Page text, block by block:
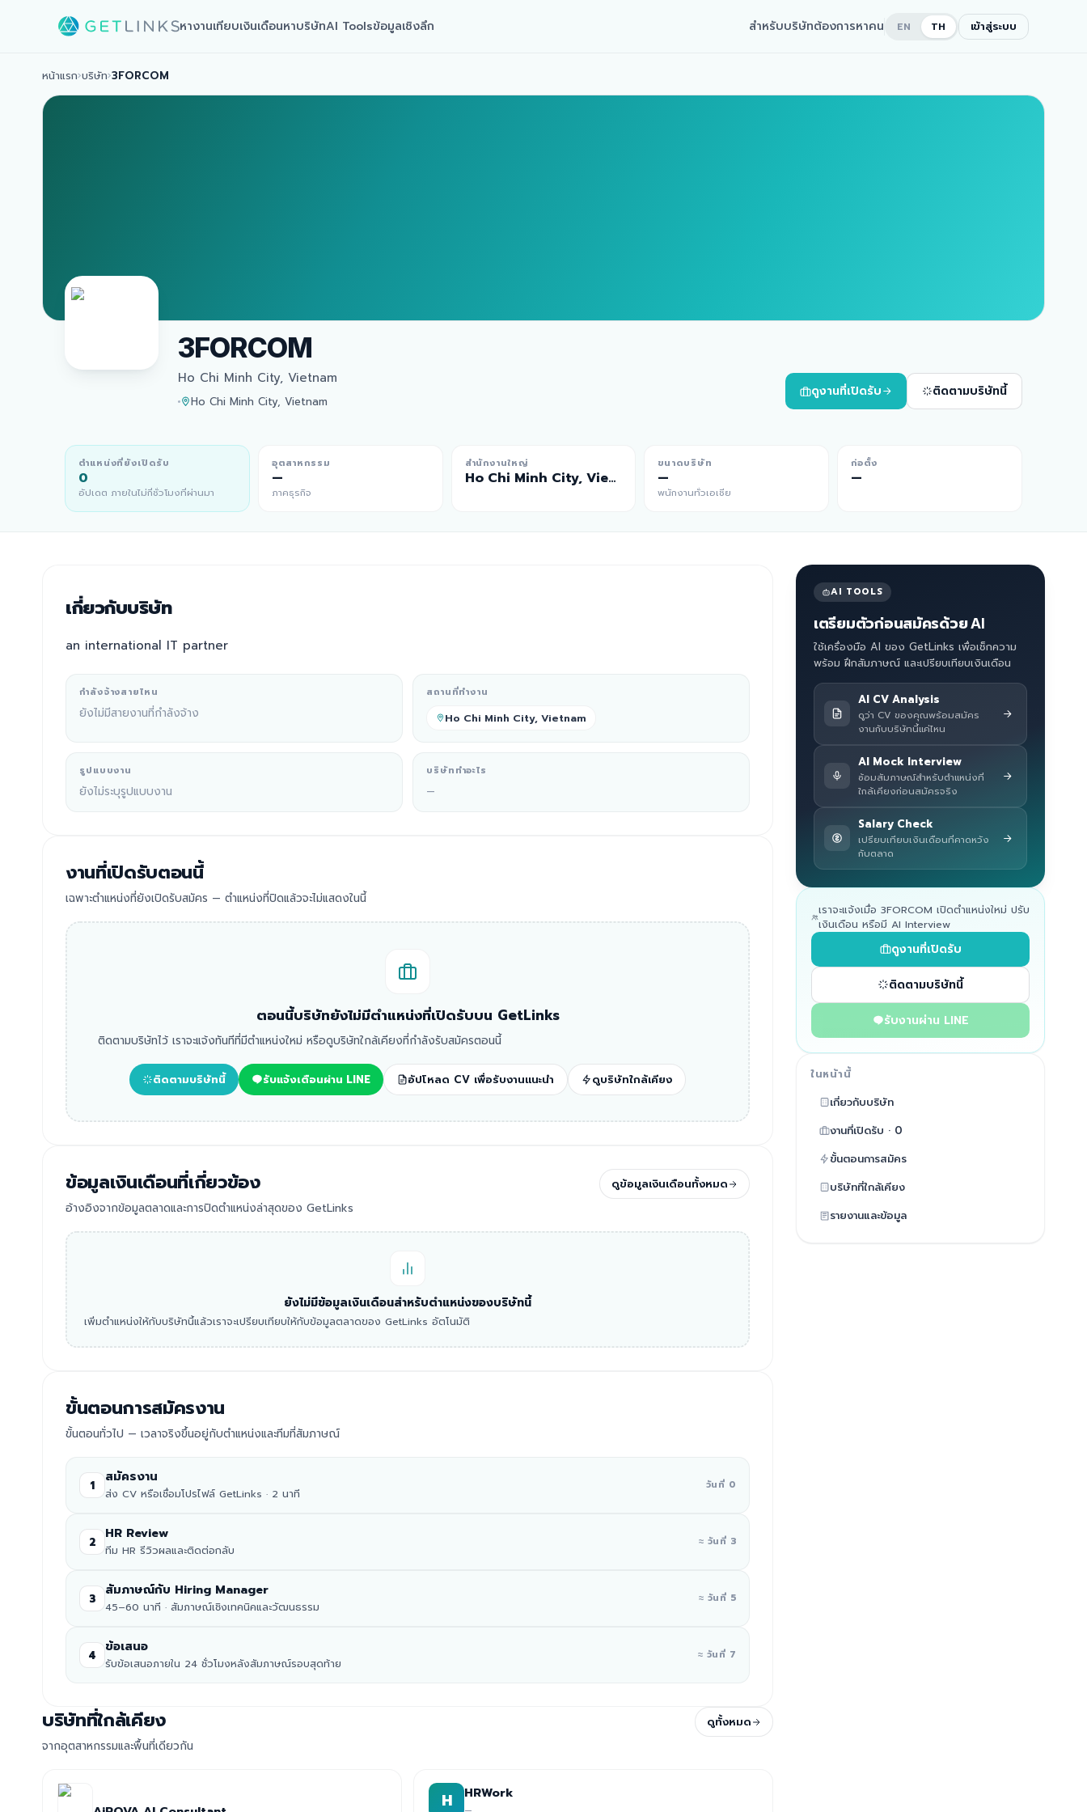
หางานเทียบเงินเดือนหาบริษัทAI Toolsข้อมูลเชิงลึก สำหรับบริษัทต้องการหาคน EN TH เข้าสู่ระบบ
หน้าแรก›บริษัท›3FORCOM
3FORCOM
Ho Chi Minh City, Vietnam
Ho Chi Minh City, Vietnam
ดูงานที่เปิดรับ ติดตามบริษัทนี้
ตำแหน่งที่ยังเปิดรับ
0
อัปเดต ภายในไม่กี่ชั่วโมงที่ผ่านมา
อุตสาหกรรม
—
ภาคธุรกิจ
สำนักงานใหญ่
Ho Chi Minh City, Vietnam
ขนาดบริษัท
—
พนักงานทั่วเอเชีย
ก่อตั้ง
—
เกี่ยวกับบริษัท
an international IT partner
กำลังจ้างสายไหน
ยังไม่มีสายงานที่กำลังจ้าง
สถานที่ทำงาน
Ho Chi Minh City, Vietnam
รูปแบบงาน
ยังไม่ระบุรูปแบบงาน
บริษัททำอะไร
—
งานที่เปิดรับตอนนี้
เฉพาะตำแหน่งที่ยังเปิดรับสมัคร — ตำแหน่งที่ปิดแล้วจะไม่แสดงในนี้
ตอนนี้บริษัทยังไม่มีตำแหน่งที่เปิดรับบน GetLinks
ติดตามบริษัทไว้ เราจะแจ้งทันทีที่มีตำแหน่งใหม่ หรือดูบริษัทใกล้เคียงที่กำลังรับสมัครตอนนี้
ติดตามบริษัทนี้ รับแจ้งเตือนผ่าน LINE อัปโหลด CV เพื่อรับงานแนะนำ ดูบริษัทใกล้เคียง
ข้อมูลเงินเดือนที่เกี่ยวข้อง
อ้างอิงจากข้อมูลตลาดและการปิดตำแหน่งล่าสุดของ GetLinks
ดูข้อมูลเงินเดือนทั้งหมด
ยังไม่มีข้อมูลเงินเดือนสำหรับตำแหน่งของบริษัทนี้
เพิ่มตำแหน่งให้กับบริษัทนี้แล้วเราจะเปรียบเทียบให้กับข้อมูลตลาดของ GetLinks อัตโนมัติ
ขั้นตอนการสมัครงาน
ขั้นตอนทั่วไป — เวลาจริงขึ้นอยู่กับตำแหน่งและทีมที่สัมภาษณ์
1 สมัครงาน
ส่ง CV หรือเชื่อมโปรไฟล์ GetLinks · 2 นาที
วันที่ 0
2 HR Review
ทีม HR รีวิวผลและติดต่อกลับ
≈ วันที่ 3
3 สัมภาษณ์กับ Hiring Manager
45–60 นาที · สัมภาษณ์เชิงเทคนิคและวัฒนธรรม
≈ วันที่ 5
4 ข้อเสนอ
รับข้อเสนอภายใน 24 ชั่วโมงหลังสัมภาษณ์รอบสุดท้าย
≈ วันที่ 7
บริษัทที่ใกล้เคียง
จากอุตสาหกรรมและพื้นที่เดียวกัน
ดูทั้งหมด
H HRWork
AI TOOLS
เตรียมตัวก่อนสมัครด้วย AI
ใช้เครื่องมือ AI ของ GetLinks เพื่อเช็กความ
พร้อม ฝึกสัมภาษณ์ และเปรียบเทียบเงินเดือน
AI CV Analysis
ดูว่า CV ของคุณพร้อมสมัคร
งานกับบริษัทนี้แค่ไหน
AI Mock Interview
ซ้อมสัมภาษณ์สำหรับตำแหน่งที่
ใกล้เคียงก่อนสมัครจริง
Salary Check
เปรียบเทียบเงินเดือนที่คาดหวัง
กับตลาด
เราจะแจ้งเมื่อ 3FORCOM เปิดตำแหน่งใหม่ ปรับ
เงินเดือน หรือมี AI Interview
ดูงานที่เปิดรับ
ติดตามบริษัทนี้
รับงานผ่าน LINE
ในหน้านี้
เกี่ยวกับบริษัท
งานที่เปิดรับ · 0
ขั้นตอนการสมัคร
บริษัทที่ใกล้เคียง
รายงานและข้อมูล